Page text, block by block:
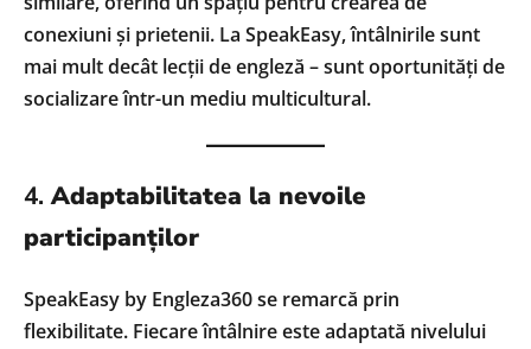
conexiuni și prietenii. La SpeakEasy, întâlnirile sunt
mai mult decât lecții de engleză – sunt oportunități de
socializare într-un mediu multicultural.
4.Adaptabilitatea la nevoile
participanților
SpeakEasy by Engleza360 se remarcă prin
flexibilitate. Fiecare întâlnire este adaptată nivelului